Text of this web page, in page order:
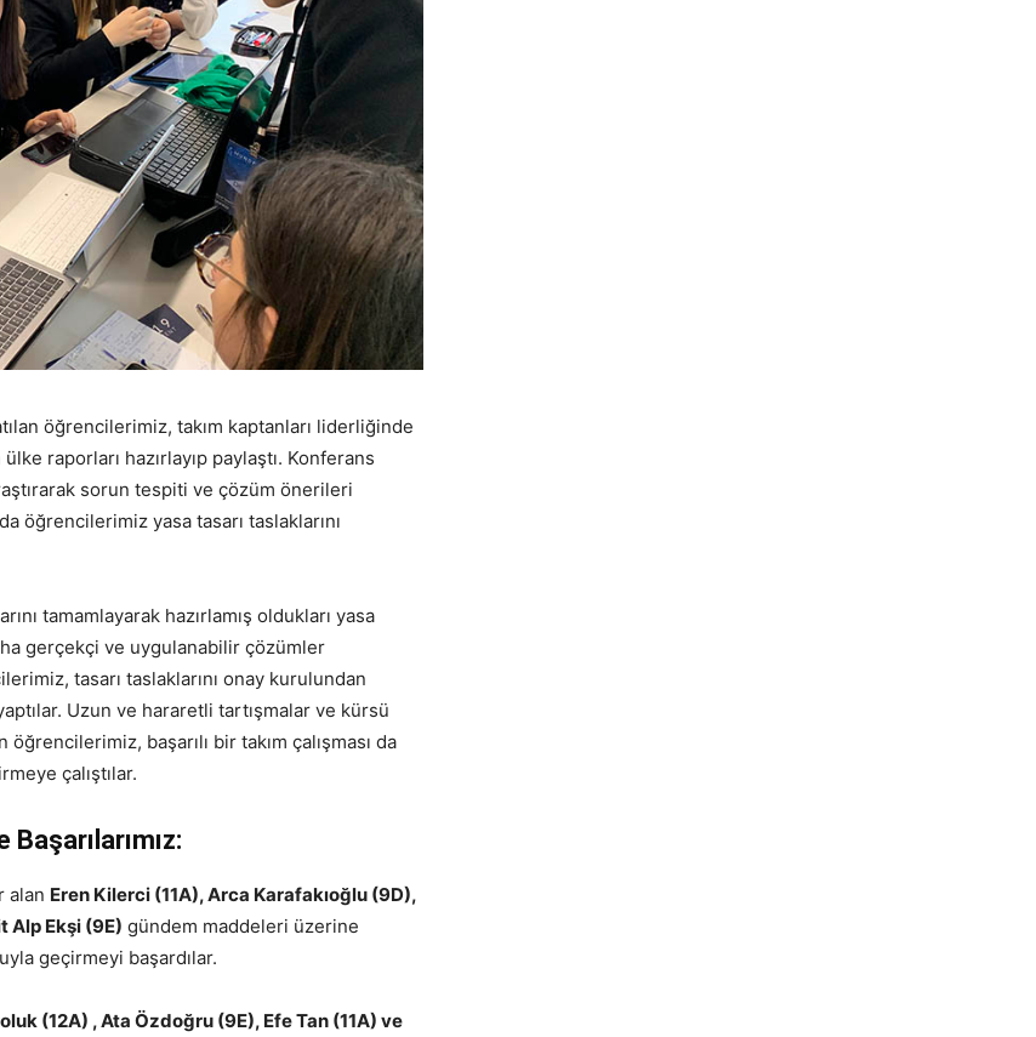
öğrencilerimiz, takım kaptanları liderliğinde
raporları hazırlayıp paylaştı. Konferans
sorun tespiti ve çözüm önerileri
öğrencilerimiz yasa tasarı taslaklarını
tamamlayarak hazırlamış oldukları yasa
gerçekçi ve uygulanabilir çözümler
tasarı taslaklarını onay kurulundan
Uzun ve hararetli tartışmalar ve kürsü
öğrencilerimiz, başarılı bir takım çalışması da
çalıştılar.
alan Eren Kilerci (11A), Arca Karafakıoğlu (9D),
Alp Ekşi (9E) gündem maddeleri üzerine
geçirmeyi başardılar.
(12A) , Ata Özdoğru (9E), Efe Tan (11A) ve